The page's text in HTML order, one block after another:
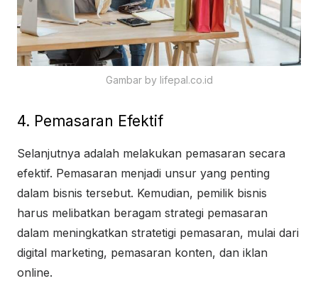
Gambar by lifepal.co.id
4. Pemasaran Efektif
Selanjutnya adalah melakukan pemasaran secara
efektif. Pemasaran menjadi unsur yang penting
dalam bisnis tersebut. Kemudian, pemilik bisnis
harus melibatkan beragam strategi pemasaran
dalam meningkatkan stratetigi pemasaran, mulai dari
digital marketing, pemasaran konten, dan iklan
online.